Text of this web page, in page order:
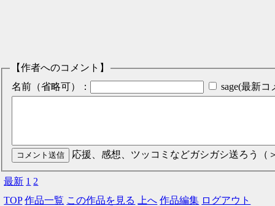
【作者へのコメント】
名前（省略可）：
sage(最新
応援、感想、ツッコミなどガシガシ送ろう（
最新 1 2
TOP 作品一覧 この作品を見る 上へ 作品編集 ログアウト